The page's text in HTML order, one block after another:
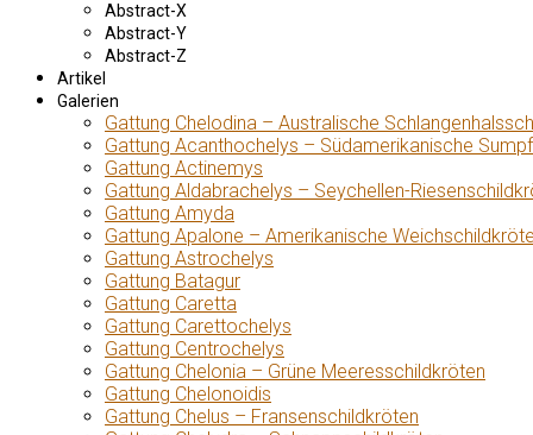
Abstract-X
Abstract-Y
Abstract-Z
Artikel
Galerien
Gattung Chelodina – Australische
Gattung Acanthochelys – Südamerikanische
Gattung Actinemys
Gattung Aldabrachelys – Seychellen-
Gattung Amyda
Gattung Apalone – Amerikanische
Gattung Astrochelys
Gattung Batagur
Gattung Caretta
Gattung Carettochelys
Gattung Centrochelys
Gattung Chelonia – Grüne Meeresschildkröten
Gattung Chelonoidis
Gattung Chelus – Fransenschildkröten